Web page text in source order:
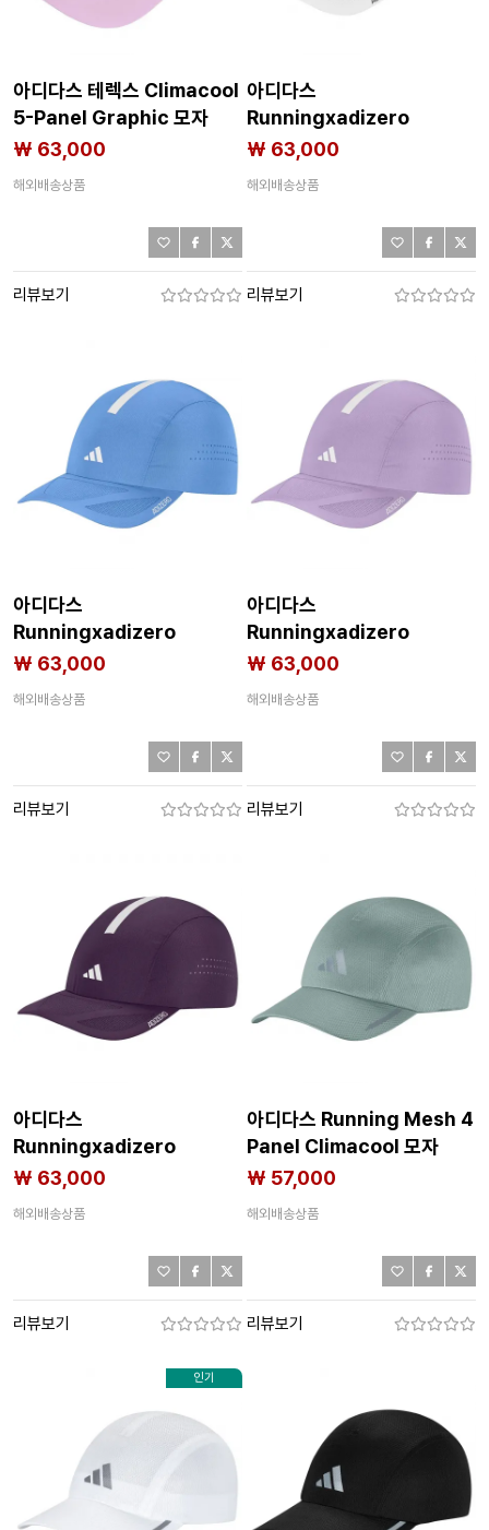
아디다스 테렉스 Climacool
5-Panel Graphic 모자
8142712696
₩ 63,000
해외배송상품
리뷰보기
아디다스
Runningxadizero
Lightweight Climacool
₩ 63,000
해외배송상품
리뷰보기
아디다스
Runningxadizero
Lightweight Climacool
₩ 63,000
해외배송상품
리뷰보기
아디다스
Runningxadizero
Lightweight Climacool
₩ 63,000
해외배송상품
리뷰보기
아디다스
Runningxadizero
Lightweight Climacool
₩ 63,000
해외배송상품
리뷰보기
아디다스 Running Mesh 4
Panel Climacool 모자
8142712613
₩ 57,000
해외배송상품
리뷰보기
인기